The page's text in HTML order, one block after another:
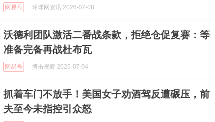
网易号 环球网资讯 2026-07-08
沃德利团队激活二番战条款，拒绝仓促复赛：等
准备完备再战杜布瓦
网易号 搏击视野 2026-07-04
抓着车门不放手！美国女子劝酒驾反遭碾压，前
夫至今未指控引众怒